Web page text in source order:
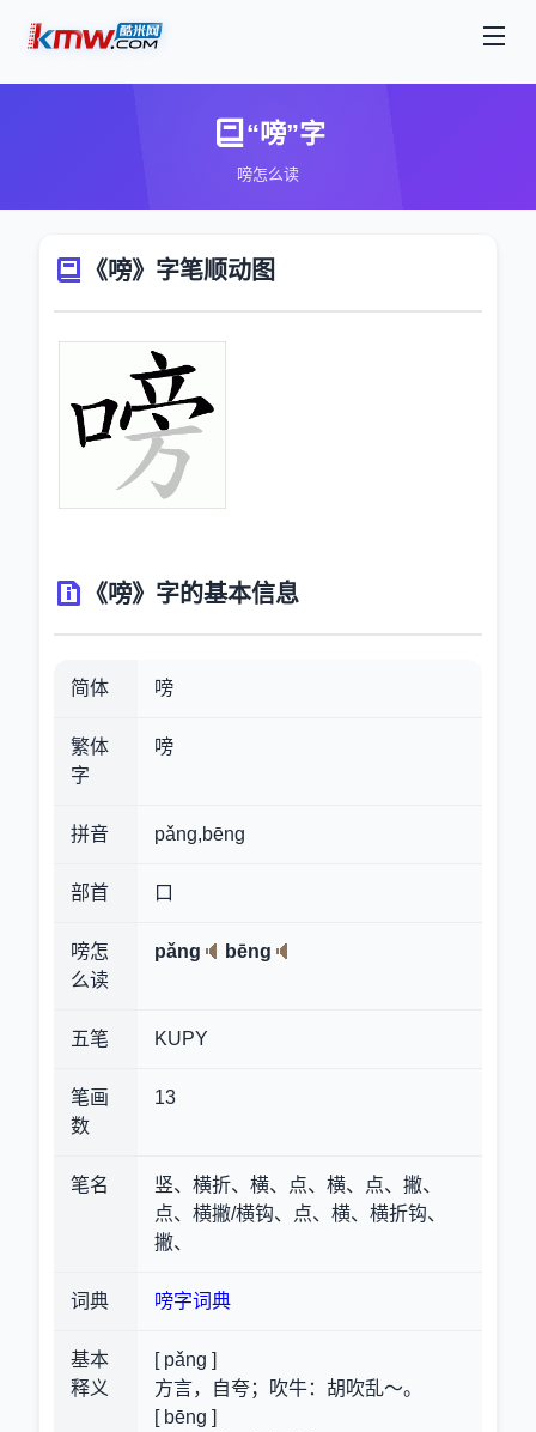
“嗙”字
嗙怎么读
《嗙》字笔顺动图
《嗙》字的基本信息
简体 嗙
繁体
字
嗙
拼音 pǎng,bēng
部首 口
嗙怎
么读
pǎng bēng
五笔 KUPY
笔画
数
13
笔名
竖、横折、横、点、横、点、撇、
点、横撇/横钩、点、横、横折钩、
撇、
词典 嗙字词典
基本
释义
[ pǎng ]
方言，自夸；吹牛：胡吹乱～。
[ bēng ]